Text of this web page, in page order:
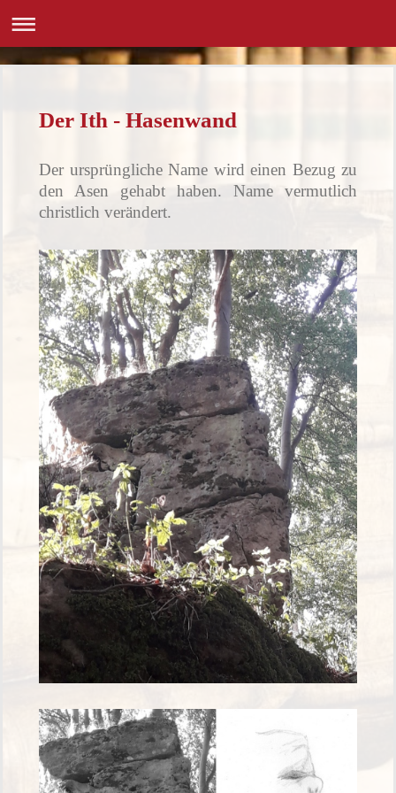
Der Ith - Hasenwand
Der ursprüngliche Name wird einen Bezug zu
den Asen gehabt haben. Name vermutlich
christlich verändert.